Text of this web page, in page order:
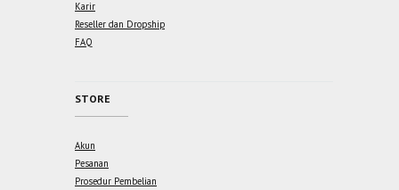
Karir
Reseller dan Dropship
FAQ
STORE
Akun
Pesanan
Prosedur Pembelian